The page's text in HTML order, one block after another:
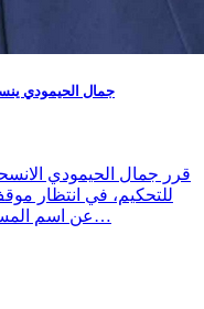
جمال الحيمودي
قرر جمال الحيمودي
للتحكيم، في انتظار
عن اسم المسؤول الجديد الذي سيتولى الإشراف على…